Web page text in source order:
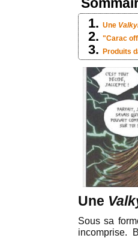
Une
"Carac
Produits
Une
Sous sa
incomprise.